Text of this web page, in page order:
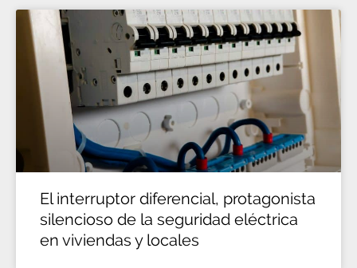
El interruptor diferencial, protagonista
silencioso de la seguridad eléctrica
en viviendas y locales